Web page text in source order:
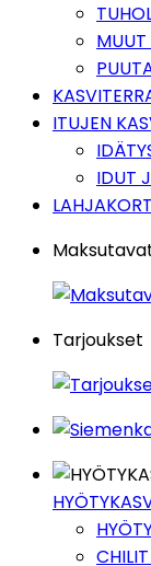
MUUT
ITUJEN
IDUT
Tarjoukset